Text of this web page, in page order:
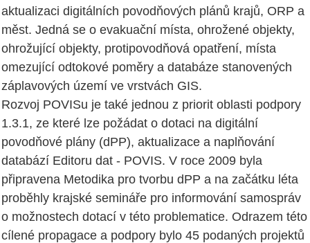
aktualizaci digitálních povodňových plánů krajů, ORP a
měst. Jedná se o evakuační místa, ohrožené objekty,
ohrožující objekty, protipovodňová opatření, místa
omezující odtokové poměry a databáze stanovených
záplavových území ve vrstvách GIS.
Rozvoj POVISu je také jednou z priorit oblasti podpory
1.3.1, ze které lze požádat o dotaci na digitální
povodňové plány (dPP), aktualizace a naplňování
databází Editoru dat - POVIS. V roce 2009 byla
připravena Metodika pro tvorbu dPP a na začátku léta
proběhly krajské semináře pro informování samospráv
o možnostech dotací v této problematice. Odrazem této
cílené propagace a podpory bylo 45 podaných projektů